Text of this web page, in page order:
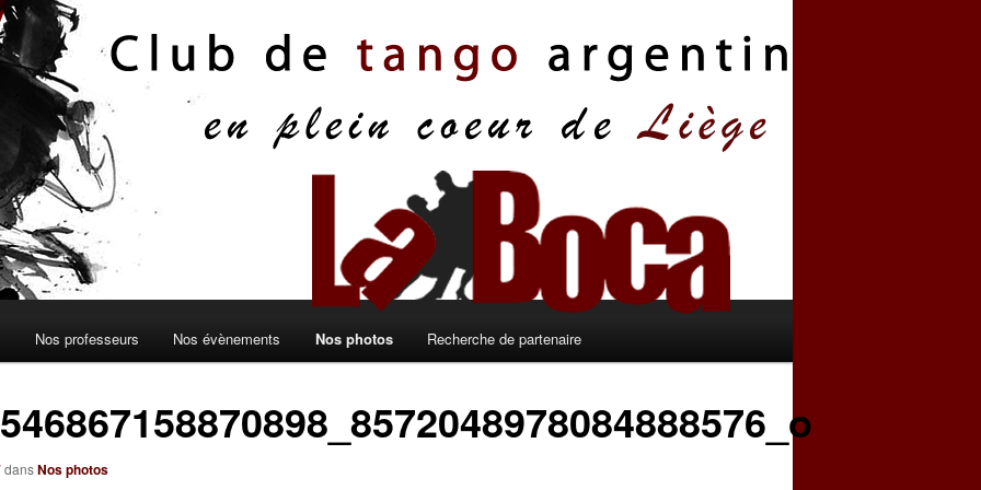
Nos professeurs Nos évènements Nos photos Recherche de partenaire
dansNos photos